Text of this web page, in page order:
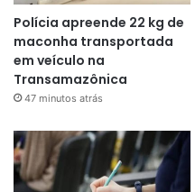
Polícia apreende 22 kg de
maconha transportada
em veículo na
Transamazônica
47 minutos atrás